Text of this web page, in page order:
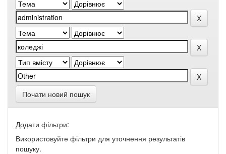
Почати новий пошук
Додати фільтри:
Використовуйте фільтри для уточнення результатів
пошуку.